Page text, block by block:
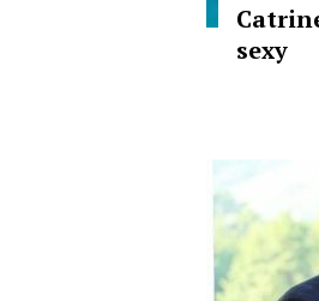
sexy